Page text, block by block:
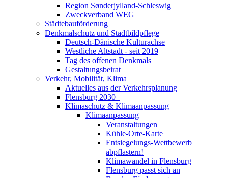
Region Sønderjylland-Schleswig
Zweckverband WEG
Städtebauförderung
Denkmalschutz und Stadtbildpflege
Deutsch-Dänische Kulturachse
Westliche Altstadt - seit 2019
Tag des offenen Denkmals
Gestaltungsbeirat
Verkehr, Mobilität, Klima
Aktuelles aus der Verkehrsplanung
Flensburg 2030+
Klimaschutz & Klimaanpassung
Klimaanpassung
Veranstaltungen
Kühle-Orte-Karte
Entsiegelungs-Wettbewerb
abpflastern!
Klimawandel in Flensburg
Flensburg passt sich an